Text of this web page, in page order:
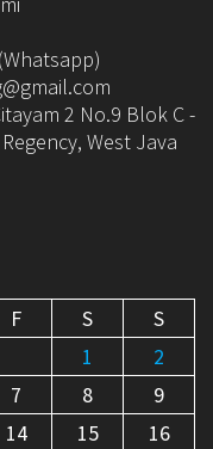
2 No.9 Blok C -
West Java
F S
S
1
2
7 8
9
14 15
16